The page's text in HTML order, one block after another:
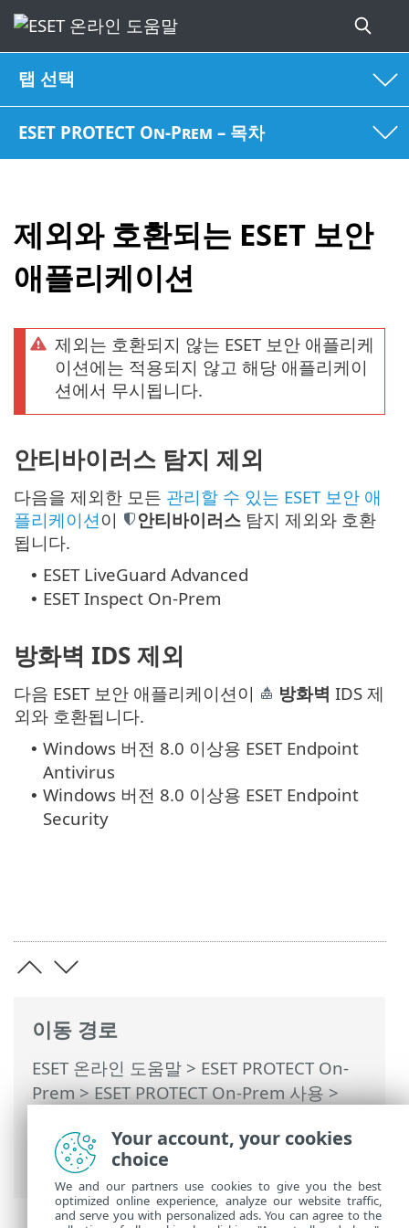
탭 선택
ESET PROTECT On-Prem – 목차
제외와 호환되는 ESET 보안
애플리케이션
이동 경로
ESET 온라인 도움말 > ESET PROTECT On-
Prem>ESET PROTECT On-Prem 사용>
제외 생성> 제외와 호환되는 ESET 보안
애플리케이션
제외는 호환되지 않는 ESET 보안 애플리케
이션에는 적용되지 않고 해당 애플리케이
션에서 무시됩니다.
안티바이러스 탐지 제외
다음을 제외한 모든 관리할 수 있는 ESET 보안 애
플리케이션 이 안티바이러스 탐지 제외와 호환
됩니다.
• ESET LiveGuard Advanced
• ESET Inspect On-Prem
방화벽 IDS 제외
다음 ESET 보안 애플리케이션이 방화벽 IDS 제
외와 호환됩니다.
• Windows 버전 8.0 이상용 ESET Endpoint
Antivirus
• Windows 버전 8.0 이상용 ESET Endpoint
Security
Your account, your cookies
choice
We and our partners use cookies to give you the best
optimized online experience, analyze our website traffic,
and serve you with personalized ads. You can agree to the